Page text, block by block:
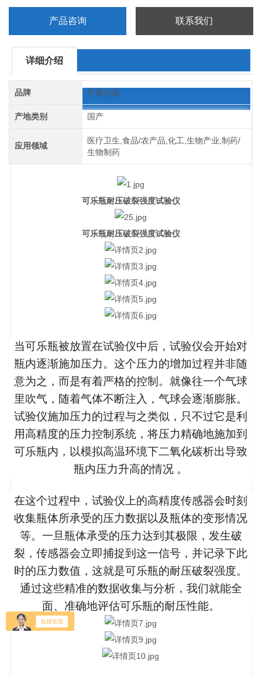
产品咨询 联系我们
详细介绍
品牌 竹岩仪器
产地类别 国产
应用领域
医疗卫生,食品/农产品,化工,生物产业,制药/
生物制药
可乐瓶耐压破裂强度试验仪
可乐瓶耐压破裂强度试验仪
当可乐瓶被放置在试验仪中后，试验仪会开始对
瓶内逐渐施加压力。这个压力的增加过程并非随
意为之，而是有着严格的控制。就像往一个气球
里吹气，随着气体不断注入，气球会逐渐膨胀。
试验仪施加压力的过程与之类似，只不过它是利
用高精度的压力控制系统，将压力精确地施加到
可乐瓶内，以模拟高温环境下二氧化碳析出导致
瓶内压力升高的情况 。
在这个过程中，试验仪上的高精度传感器会时刻
收集瓶体所承受的压力数据以及瓶体的变形情况
等。一旦瓶体承受的压力达到其极限，发生破
裂，传感器会立即捕捉到这一信号，并记录下此
时的压力数值，这就是可乐瓶的耐压破裂强度。
通过这些精准的数据收集与分析，我们就能全
面、准确地评估可乐瓶的耐压性能。